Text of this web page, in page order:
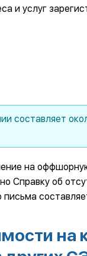
и услуг
составляет
на
Справку об
письма
на